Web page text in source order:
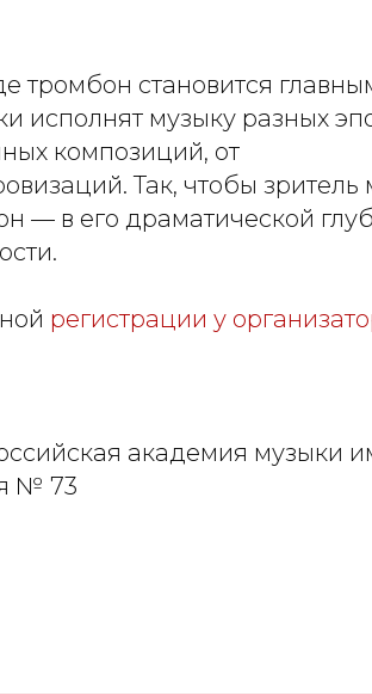
тромбон становится
исполнят музыку разных
композиций, от
Так, чтобы зритель
— в его драматической
регистрации у
академия музыки
№ 73